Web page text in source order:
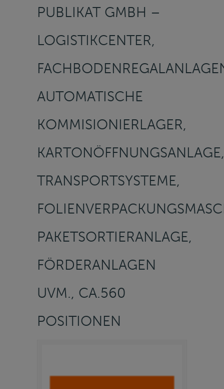
PUBLIKAT GMBH –
LOGISTIKCENTER,
AUTOMATISCHE
KOMMISIONIERLAGER,
KARTONÖFFNUNGSANLAGE,
TRANSPORTSYSTEME,
PAKETSORTIERANLAGE,
FÖRDERANLAGEN
UVM., CA.560
POSITIONEN